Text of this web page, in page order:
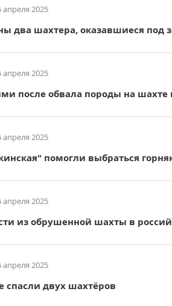
апреля 2025
два шахтера, оказавшиеся под
апреля 2025
после обвала породы на шахте
апреля 2025
помогли выбраться
апреля 2025
из обрушенной шахты в
апреля 2025
спасли двух шахтёров